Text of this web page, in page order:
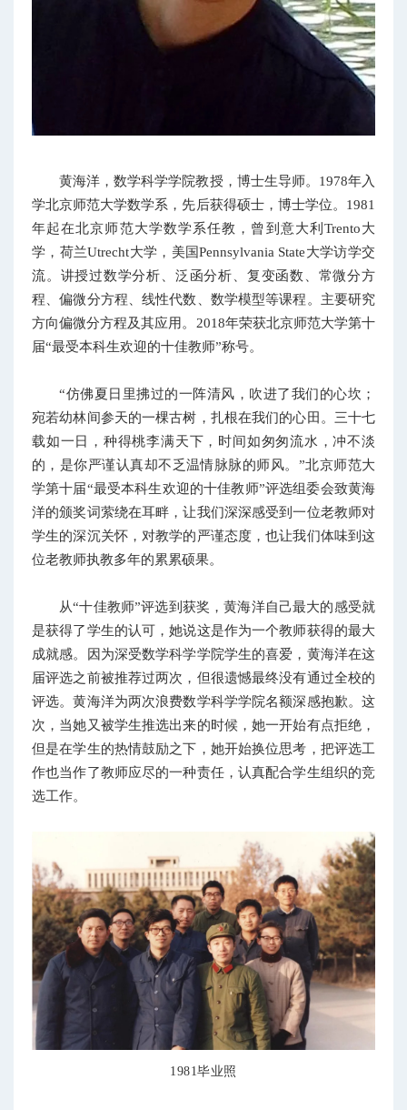
黄海洋，数学科学学院教授，博士生导师。1978年入
学北京师范大学数学系，先后获得硕士，博士学位。1981
年起在北京师范大学数学系任教，曾到意大利Trento大
学，荷兰Utrecht大学，美国Pennsylvania State大学访学交
流。讲授过数学分析、泛函分析、复变函数、常微分方
程、偏微分方程、线性代数、数学模型等课程。主要研究
方向偏微分方程及其应用。2018年荣获北京师范大学第十
届“最受本科生欢迎的十佳教师”称号。
“仿佛夏日里拂过的一阵清风，吹进了我们的心坎；
宛若幼林间参天的一棵古树，扎根在我们的心田。三十七
载如一日，种得桃李满天下，时间如匆匆流水，冲不淡
的，是你严谨认真却不乏温情脉脉的师风。”北京师范大
学第十届“最受本科生欢迎的十佳教师”评选组委会致黄海
洋的颁奖词萦绕在耳畔，让我们深深感受到一位老教师对
学生的深沉关怀，对教学的严谨态度，也让我们体味到这
位老教师执教多年的累累硕果。
从“十佳教师”评选到获奖，黄海洋自己最大的感受就
是获得了学生的认可，她说这是作为一个教师获得的最大
成就感。因为深受数学科学学院学生的喜爱，黄海洋在这
届评选之前被推荐过两次，但很遗憾最终没有通过全校的
评选。黄海洋为两次浪费数学科学学院名额深感抱歉。这
次，当她又被学生推选出来的时候，她一开始有点拒绝，
但是在学生的热情鼓励之下，她开始换位思考，把评选工
作也当作了教师应尽的一种责任，认真配合学生组织的竞
选工作。
1981毕业照